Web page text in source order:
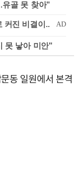
골 못 찾아"
못 낳아 미안"
동 일원에서 본격